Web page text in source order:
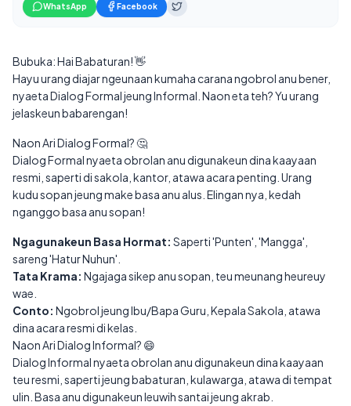
WhatsApp
Facebook
Bubuka: Hai Babaturan! 👋
Hayu urang diajar ngeunaan kumaha carana ngobrol anu bener,
nyaeta Dialog Formal jeung Informal. Naon eta teh? Yu urang
jelaskeun babarengan!
Naon Ari Dialog Formal? 🤔
Dialog Formal nyaeta obrolan anu digunakeun dina kaayaan
resmi, saperti di sakola, kantor, atawa acara penting. Urang
kudu sopan jeung make basa anu alus. Elingan nya, kedah
nganggo basa anu sopan!
Ngagunakeun Basa Hormat: Saperti 'Punten', 'Mangga',
sareng 'Hatur Nuhun'.
Tata Krama: Ngajaga sikep anu sopan, teu meunang heureuy
wae.
Conto: Ngobrol jeung Ibu/Bapa Guru, Kepala Sakola, atawa
dina acara resmi di kelas.
Naon Ari Dialog Informal? 😄
Dialog Informal nyaeta obrolan anu digunakeun dina kaayaan
teu resmi, saperti jeung babaturan, kulawarga, atawa di tempat
ulin. Basa anu digunakeun leuwih santai jeung akrab.